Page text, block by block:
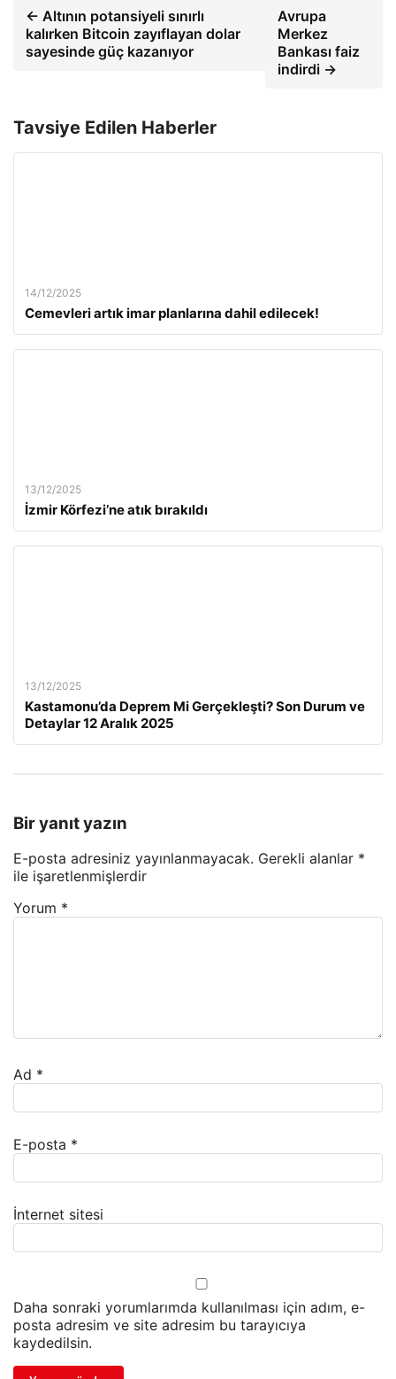
← Altının potansiyeli sınırlı
kalırken Bitcoin zayıflayan dolar
sayesinde güç kazanıyor
Avrupa
Merkez
Bankası faiz
indirdi →
Tavsiye Edilen Haberler
14/12/2025
Cemevleri artık imar planlarına dahil edilecek!
13/12/2025
İzmir Körfezi’ne atık bırakıldı
13/12/2025
Kastamonu’da Deprem Mi Gerçekleşti? Son Durum ve
Detaylar 12 Aralık 2025
Bir yanıt yazın
E-posta adresiniz yayınlanmayacak. Gerekli alanlar *
ile işaretlenmişlerdir
Yorum *
Ad *
E-posta *
İnternet sitesi
Daha sonraki yorumlarımda kullanılması için adım, e-
posta adresim ve site adresim bu tarayıcıya
kaydedilsin.